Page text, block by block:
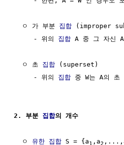
  ㅇ 가 부분
집합 (improper
     - 위의
집합 A 중 그 자신 A
  ㅇ 초
집합 (superset)
     - 위의
집합 중 W는 A의 초
2. 부분 집합의 개수
  ㅇ
유한 집합 S = {a1 ,a2